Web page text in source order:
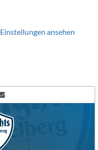
Einstellungen ansehen